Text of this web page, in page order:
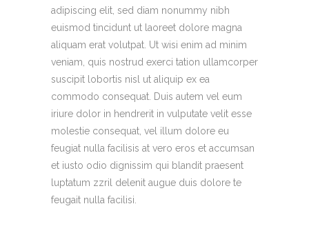
adipiscing elit, sed diam nonummy nibh
euismod tincidunt ut laoreet dolore magna
aliquam erat volutpat. Ut wisi enim ad minim
veniam, quis nostrud exerci tation ullamcorper
suscipit lobortis nisl ut aliquip ex ea
commodo consequat. Duis autem vel eum
iriure dolor in hendrerit in vulputate velit esse
molestie consequat, vel illum dolore eu
feugiat nulla facilisis at vero eros et accumsan
et iusto odio dignissim qui blandit praesent
luptatum zzril delenit augue duis dolore te
feugait nulla facilisi.